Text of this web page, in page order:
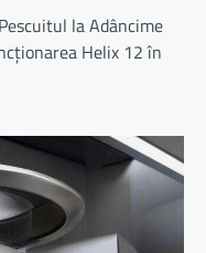
la Adâncime
Helix 12 în